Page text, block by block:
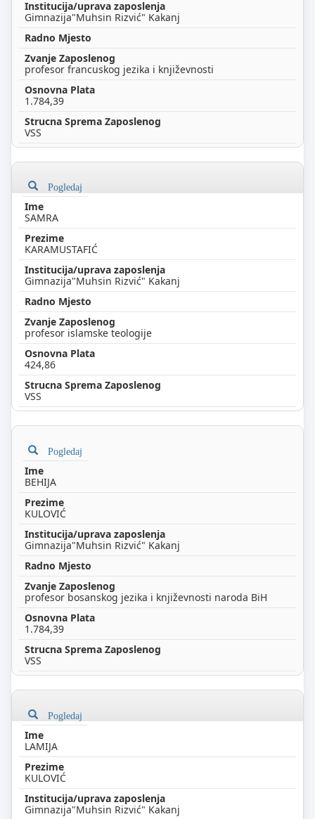
Gimnazija"Muhsin Rizvić" Kakanj
profesor francuskog jezika i književnosti
1.784,39
VSS
Pogledaj
SAMRA
KARAMUSTAFIĆ
Gimnazija"Muhsin Rizvić" Kakanj
profesor islamske teologije
424,86
VSS
Pogledaj
BEHIJA
KULOVIĆ
Gimnazija"Muhsin Rizvić" Kakanj
profesor bosanskog jezika i književnosti naroda BiH
1.784,39
VSS
Pogledaj
LAMIJA
KULOVIĆ
Gimnazija"Muhsin Rizvić" Kakanj